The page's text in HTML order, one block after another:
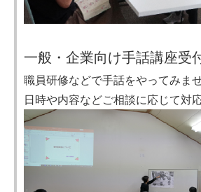
一般・企業向け手話講座受
職員研修などで手話をやってみま
日時や内容などご相談に応じて対応